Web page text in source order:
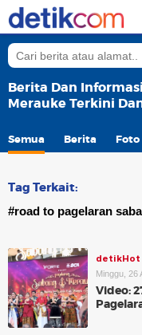
Berita Dan
Merauke Terkini
Semua Berita Foto
Tag Terkait:
#road to pagelaran
detikHot
Minggu, 26
Video: